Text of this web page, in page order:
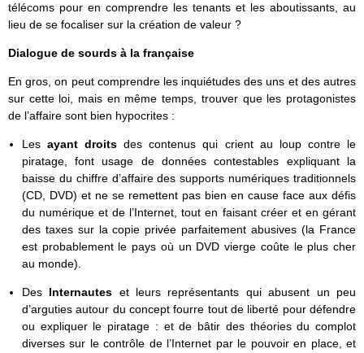
télécoms pour en comprendre les tenants et les aboutissants, au
lieu de se focaliser sur la création de valeur ?
Dialogue de sourds à la française
En gros, on peut comprendre les inquiétudes des uns et des autres
sur cette loi, mais en même temps, trouver que les protagonistes
de l’affaire sont bien hypocrites :
Lesayant droitsdes contenus qui crient au loup contre le
piratage, font usage de données contestables expliquant la
baisse du chiffre d’affaire des supports numériques traditionnels
(CD, DVD) et ne se remettent pas bien en cause face aux défis
du numérique et de l’Internet, tout en faisant créer et en gérant
des taxes sur la copie privée parfaitement abusives (la France
est probablement le pays où un DVD vierge coûte le plus cher
au monde).
Des Internautes et leurs représentants qui abusent un peu
d’arguties autour du concept fourre tout de liberté pour défendre
ou expliquer le piratage : et de bâtir des théories du complot
diverses sur le contrôle de l’Internet par le pouvoir en place, et